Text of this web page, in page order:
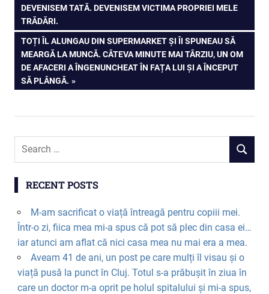
navigation
DEVENISEM TATĂ. DEVENISEM VICTIMA PROPRIEI MELE
TRĂDĂRI.
NEXT
POST:
TOȚI ÎL ALUNGAU DIN SUPERMARKET ȘI ÎI SPUNEAU SĂ
MEARGĂ LA MUNCĂ. CÂTEVA MINUTE MAI TÂRZIU, UN OM
DE AFACERI A ÎNGENUNCHEAT ÎN FAȚA LUI ȘI A ÎNCEPUT
SĂ PLÂNGĂ.
RECENT POSTS
M-am sacrificat o viață întreagă pentru copiii mei.
Într-o zi, fiica mea mi-a spus că pot să plec din casa ei…
iar atunci am aflat că nici casa mea nu mai era a mea.
Aveam 41 de ani, un post pe care mulți îl visau și o
viață pusă la punct în Cluj. Totul s-a prăbușit în ziua în
care un doctor m-a oprit pe holul spitalului și mi-a spus,